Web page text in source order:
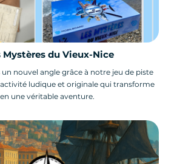
participative
du patrimoine
et mémorable
à tous
aux visites guidées
idéale d’explorer le Vieux-
et en apprenant.
clés – Jeu de
Mystères du Vieux-Nice
nouvel angle grâce à notre jeu de piste
ludique et originale qui transforme
une véritable aventure.